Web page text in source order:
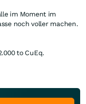
im Moment im
to CuEq.
Gold u d Silber